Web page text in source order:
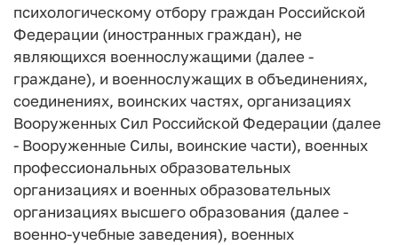
психологическому отбору граждан Российской
Федерации (иностранных граждан), не
являющихся военнослужащими (далее -
граждане), и военнослужащих в объединениях,
соединениях, воинских частях, организациях
Вооруженных Сил Российской Федерации (далее
- Вооруженные Силы, воинские части), военных
профессиональных образовательных
организациях и военных образовательных
организациях высшего образования (далее -
военно-учебные заведения), военных